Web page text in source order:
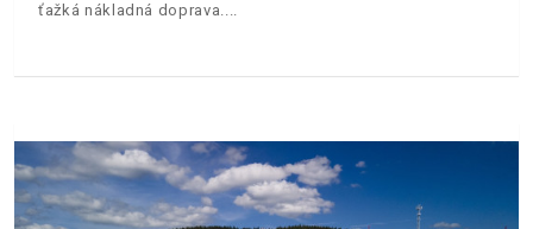
ťažká nákladná doprava.